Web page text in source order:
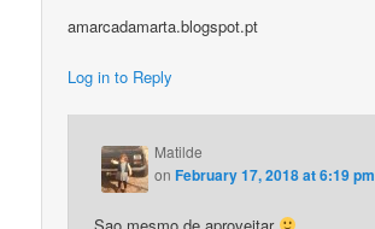
amarcadamarta.blogspot.pt
Log in to Reply
Matilde
onFebruary 17, 2018 at 6:19 pm